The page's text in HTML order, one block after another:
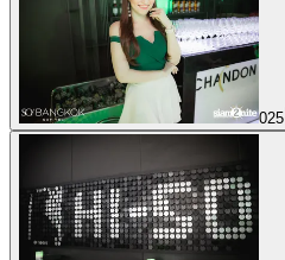
025